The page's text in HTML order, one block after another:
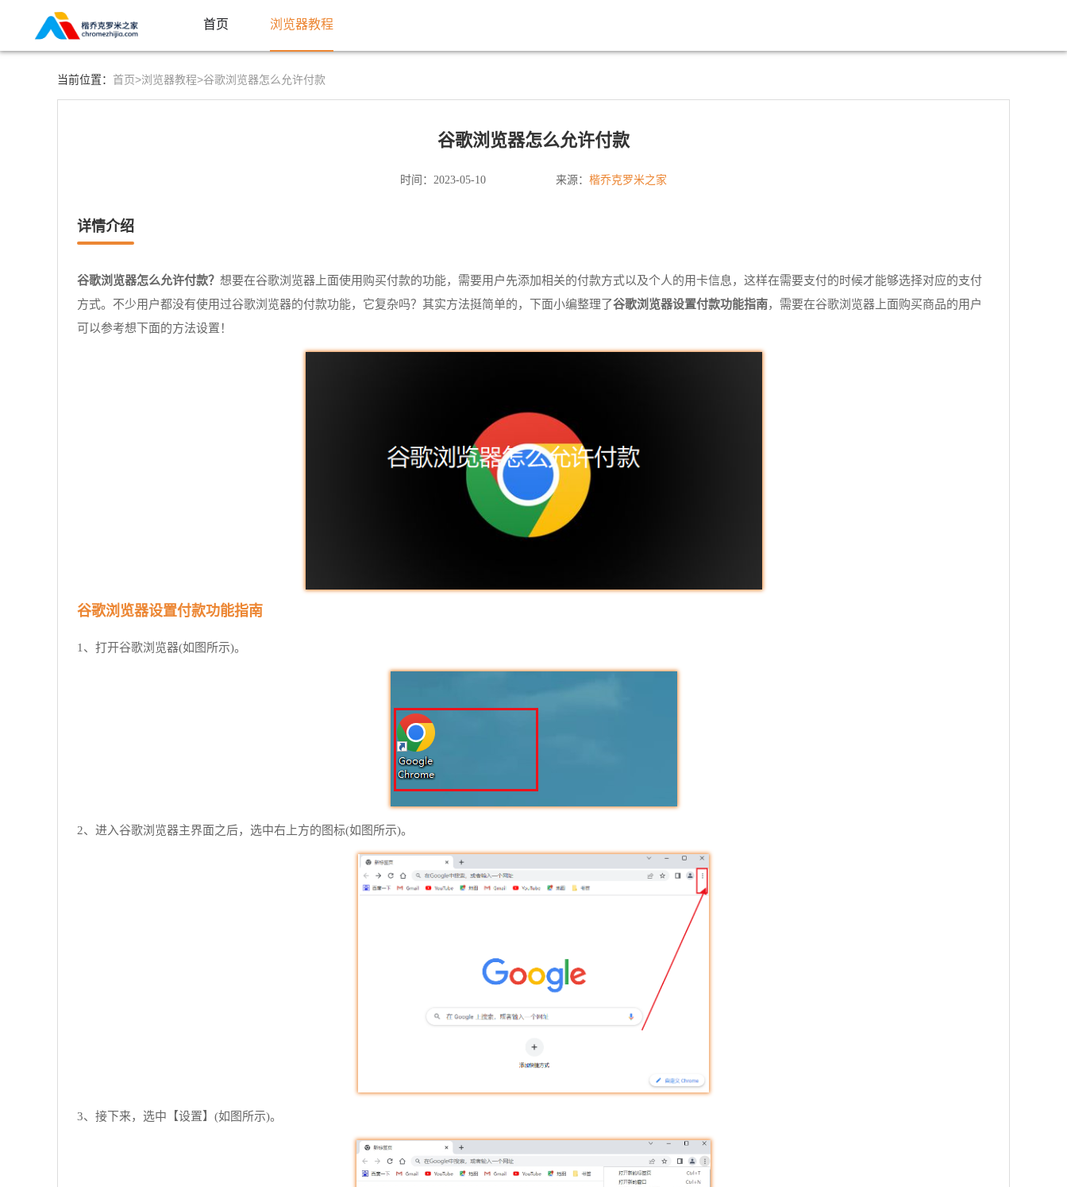
首页 浏览器教程
当前位置： 首页>浏览器教程>谷歌浏览器怎么允许付款
谷歌浏览器怎么允许付款
时间：2023-05-10 来源： 楷乔克罗米之家
详情介绍
谷歌浏览器怎么允许付款？ 想要在谷歌浏览器上面使用购买付款的功能，需要用户先添加相关的付款方式以及个人的用卡信息，这样在需要支付的时候才能够选择对应的支付
方式。不少用户都没有使用过谷歌浏览器的付款功能，它复杂吗？其实方法挺简单的，下面小编整理了谷歌浏览器设置付款功能指南，需要在谷歌浏览器上面购买商品的用户
可以参考想下面的方法设置！
谷歌浏览器设置付款功能指南
1、打开谷歌浏览器(如图所示)。
2、进入谷歌浏览器主界面之后，选中右上方的图标(如图所示)。
3、接下来，选中【设置】(如图所示)。